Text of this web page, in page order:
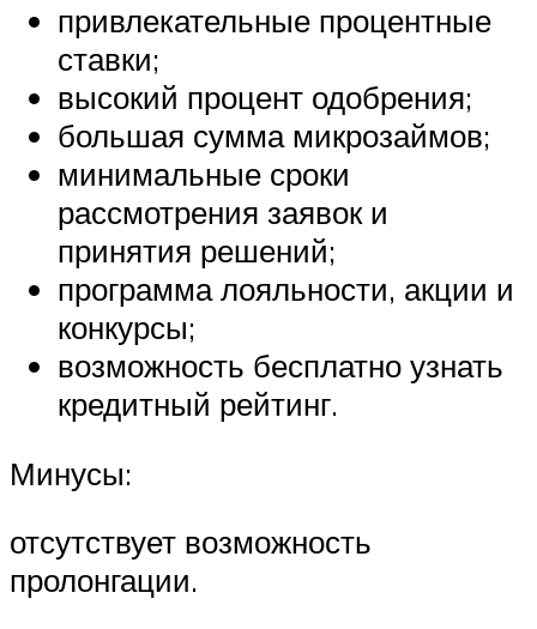
привлекательные процентные
ставки;
высокий процент одобрения;
большая сумма микрозаймов;
минимальные сроки
рассмотрения заявок и
принятия решений;
программа лояльности, акции и
конкурсы;
возможность бесплатно узнать
кредитный рейтинг.
Минусы:
отсутствует возможность
пролонгации.